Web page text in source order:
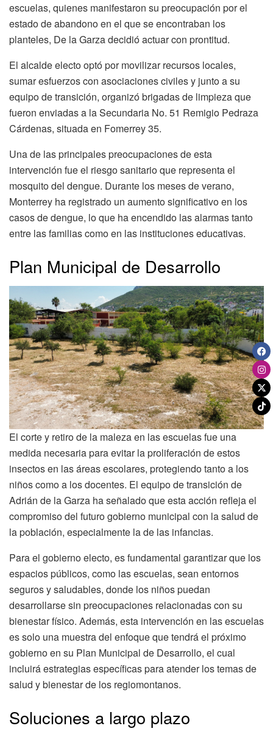
escuelas, quienes manifestaron su preocupación por el
estado de abandono en el que se encontraban los
planteles, De la Garza decidió actuar con prontitud.
El alcalde electo optó por movilizar recursos locales,
sumar esfuerzos con asociaciones civiles y junto a su
equipo de transición, organizó brigadas de limpieza que
fueron enviadas a la Secundaria No. 51 Remigio Pedraza
Cárdenas, situada en Fomerrey 35.
Una de las principales preocupaciones de esta
intervención fue el riesgo sanitario que representa el
mosquito del dengue. Durante los meses de verano,
Monterrey ha registrado un aumento significativo en los
casos de dengue, lo que ha encendido las alarmas tanto
entre las familias como en las instituciones educativas.
Plan Municipal de Desarrollo
El corte y retiro de la maleza en las escuelas fue una
medida necesaria para evitar la proliferación de estos
insectos en las áreas escolares, protegiendo tanto a los
niños como a los docentes. El equipo de transición de
Adrián de la Garza ha señalado que esta acción refleja el
compromiso del futuro gobierno municipal con la salud de
la población, especialmente la de las infancias.
Para el gobierno electo, es fundamental garantizar que los
espacios públicos, como las escuelas, sean entornos
seguros y saludables, donde los niños puedan
desarrollarse sin preocupaciones relacionadas con su
bienestar físico. Además, esta intervención en las escuelas
es solo una muestra del enfoque que tendrá el próximo
gobierno en su Plan Municipal de Desarrollo, el cual
incluirá estrategias específicas para atender los temas de
salud y bienestar de los regiomontanos.
Soluciones a largo plazo